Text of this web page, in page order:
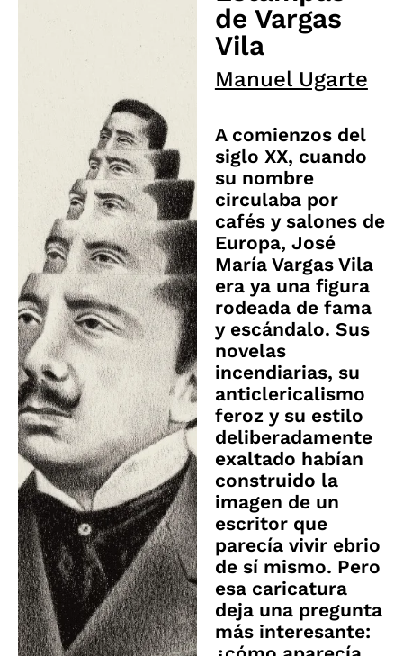
de Vargas
Vila
Manuel Ugarte
A comienzos del
siglo XX, cuando
su nombre
circulaba por
cafés y salones de
Europa, José
María Vargas Vila
era ya una figura
rodeada de fama
y escándalo. Sus
novelas
incendiarias, su
anticlericalismo
feroz y su estilo
deliberadamente
exaltado habían
construido la
imagen de un
escritor que
parecía vivir ebrio
de sí mismo. Pero
esa caricatura
deja una pregunta
más interesante: